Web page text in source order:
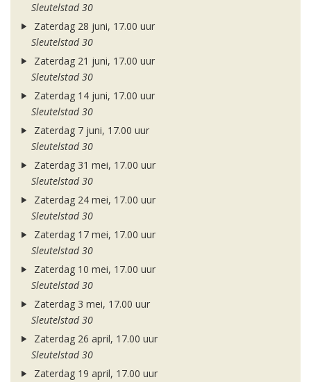
Sleutelstad 30
Zaterdag 28 juni, 17.00 uur
Sleutelstad 30
Zaterdag 21 juni, 17.00 uur
Sleutelstad 30
Zaterdag 14 juni, 17.00 uur
Sleutelstad 30
Zaterdag 7 juni, 17.00 uur
Sleutelstad 30
Zaterdag 31 mei, 17.00 uur
Sleutelstad 30
Zaterdag 24 mei, 17.00 uur
Sleutelstad 30
Zaterdag 17 mei, 17.00 uur
Sleutelstad 30
Zaterdag 10 mei, 17.00 uur
Sleutelstad 30
Zaterdag 3 mei, 17.00 uur
Sleutelstad 30
Zaterdag 26 april, 17.00 uur
Sleutelstad 30
Zaterdag 19 april, 17.00 uur